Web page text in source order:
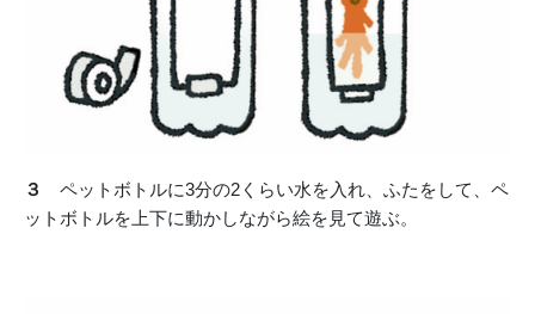
３
ペットボトルに3分の2くらい水を入れ、ふたをして、ペ
ットボトルを上下に動かしながら絵を見て遊ぶ。